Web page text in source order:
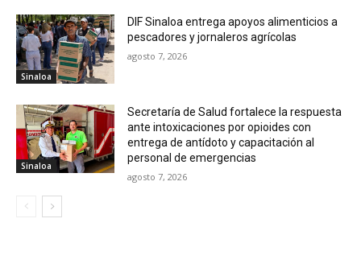
Sinaloa
DIF Sinaloa entrega apoyos alimenticios a
pescadores y jornaleros agrícolas
agosto 7, 2026
Sinaloa
Secretaría de Salud fortalece la respuesta
ante intoxicaciones por opioides con
entrega de antídoto y capacitación al
personal de emergencias
agosto 7, 2026